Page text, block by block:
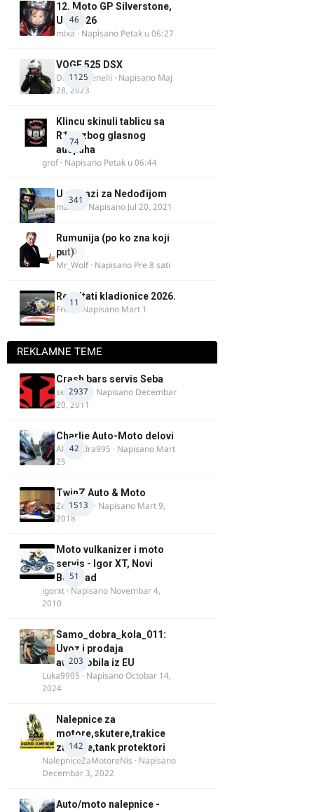
46
12. Moto GP Silverstone,
UK, 2026
mixa · Napisano Petak u 06:27
1125
VOGE 525 DSX
DraganBenelli · Napisano Maj
28, 2023
74
Klincu skinuli tablicu sa
R125 zbog glasnog
auspuha
grof· Napisano Petak u 06:44
341
U potrazi za Nedođijom
makikt · Napisano Jul 20, 2021
0
Rumunija (po ko zna koji
put)
Mr_Wolf· Napisano Pre 8 sati
11
Rezultati kladionice 2026.
Fredi · Napisano Mart 1
REKLAMNE TEME
2937
Crash bars servis Seba
seba011 · Napisano Decembar
20, 2011
42
Charlie Auto-Moto delovi
Alexandra995 · Napisano Mart
25
1513
TwinZ Auto & Moto
Zeljkamp · Napisano Mart 9,
2018
51
Moto vulkanizer i moto
servis - Igor XT, Novi
Beograd
igorxt · Napisano Novembar 4,
2010
203
Samo_dobra_kola_011:
Uvoz i prodaja
automobila iz EU
Luka9905 · NapisanoOctobar 14,
2024
142
Nalepnice za
motore,skutere,trakice
za felne,tank protektori
NalepniceZaMotoreNis · Napisano
Decembar 3, 2022
Auto/moto nalepnice -